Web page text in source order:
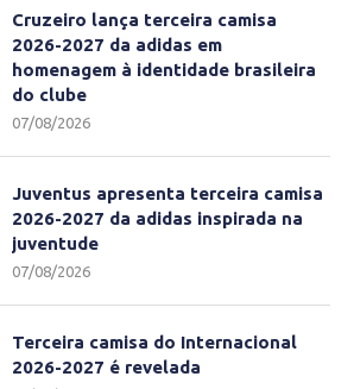
Cruzeiro lança terceira camisa
2026-2027 da adidas em
homenagem à identidade brasileira
do clube
07/08/2026
Juventus apresenta terceira camisa
2026-2027 da adidas inspirada na
juventude
07/08/2026
Terceira camisa do Internacional
2026-2027 é revelada